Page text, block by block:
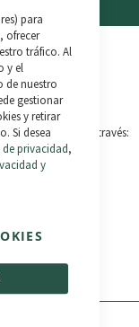
Cookie
para
ofrecer
tráfico. Al
y el
de nuestro
gestionar
y retirar
Si desea
privacidad,
y
Soporte
Preguntas
o contáctanos a través:
(+34) 987 790 779